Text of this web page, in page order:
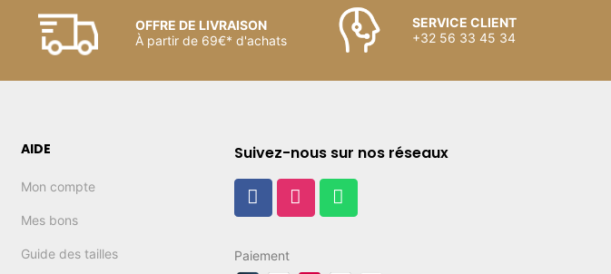
OFFRE DE LIVRAISON
À partir de 69€* d'achats
SERVICE CLIENT
+32 56 33 45 34
AIDE
Mon compte
Mes bons
Guide des tailles
Suivez-nous sur nos réseaux
Paiement